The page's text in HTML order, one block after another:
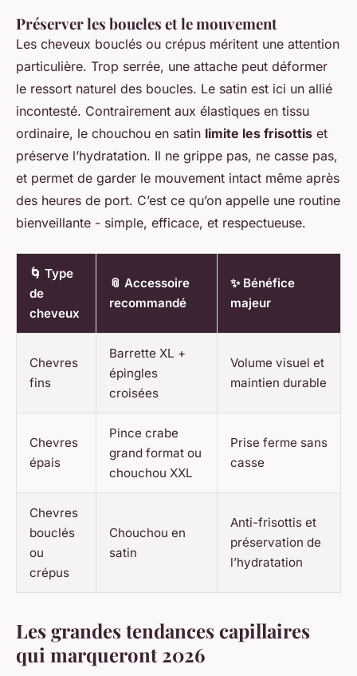
Préserver les boucles et le mouvement
Les cheveux bouclés ou crépus méritent une attention
particulière. Trop serrée, une attache peut déformer
le ressort naturel des boucles. Le satin est ici un allié
incontesté. Contrairement aux élastiques en tissu
ordinaire, le chouchou en satin limite les frisottis et
préserve l’hydratation. Il ne grippe pas, ne casse pas,
et permet de garder le mouvement intact même après
des heures de port. C’est ce qu’on appelle une routine
bienveillante - simple, efficace, et respectueuse.
🌀 Type
de
cheveux
📎 Accessoire
recommandé
✨ Bénéfice
majeur
Chevres
fins
Barrette XL +
épingles
croisées
Volume visuel et
maintien durable
Chevres
épais
Pince crabe
grand format ou
chouchou XXL
Prise ferme sans
casse
Chevres
bouclés
ou
crépus
Chouchou en
satin
Anti-frisottis et
préservation de
l’hydratation
Les grandes tendances capillaires
qui marqueront 2026